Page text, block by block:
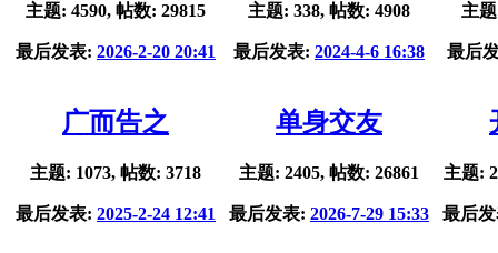
主题: 4590, 帖数: 29815
最后发表: 2026-2-20 20:41
主题: 338, 帖数: 4908
最后发表: 2024-4-6 16:38
主
最后
广而告之
主题: 1073, 帖数: 3718
最后发表: 2025-2-24 12:41
单身交友
主题: 2405, 帖数: 26861
最后发表: 2026-7-29 15:33
主题:
最后